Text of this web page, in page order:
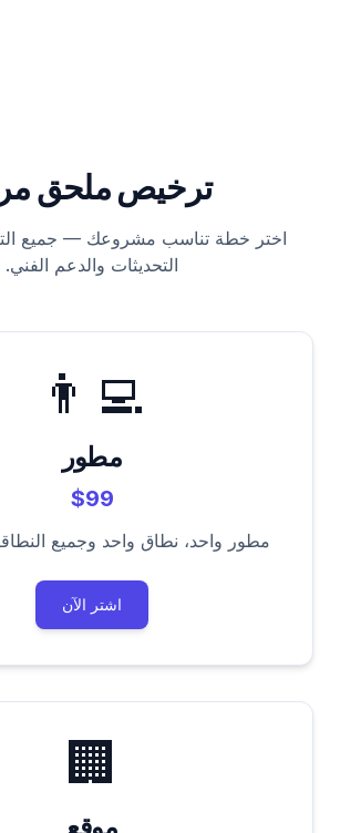
ترخيص ملحق
اختر خطة تناسب مشروعك — جميع
التحديثات والدعم الفني.
👨‍💻
مطور
$99
مطور واحد، نطاق واحد وجميع
اشتر الآن
🏢
موقع